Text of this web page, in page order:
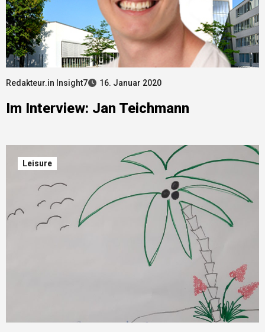
Redakteur.in Insight7 16. Januar 2020
Im Interview: Jan Teichmann
Leisure